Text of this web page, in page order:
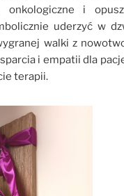
onkologiczne i
uderzyć w
walki z
i empatii dla
terapii.